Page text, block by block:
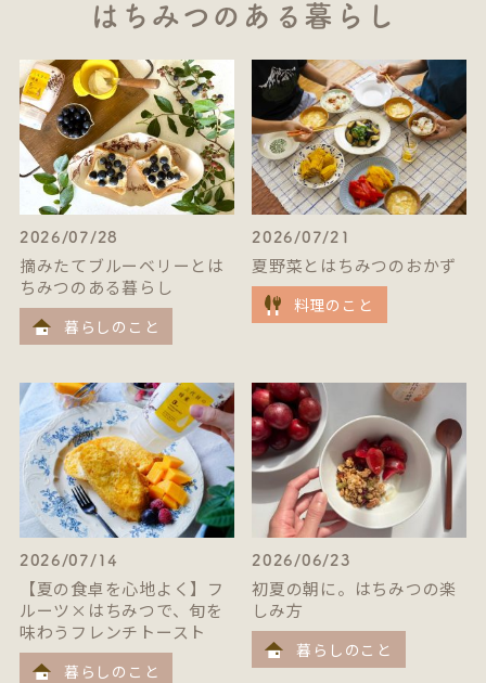
はちみつのある暮らし
2026/07/28
摘みたてブルーベリーとは
ちみつのある暮らし
暮らしのこと
2026/07/21
夏野菜とはちみつのおかず
料理のこと
2026/07/14
【夏の食卓を心地よく】フ
ルーツ×はちみつで、旬を
味わうフレンチトースト
暮らしのこと
2026/06/23
初夏の朝に。はちみつの楽
しみ方
暮らしのこと